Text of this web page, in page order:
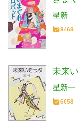
星新一
8469
未来
星新一
6658